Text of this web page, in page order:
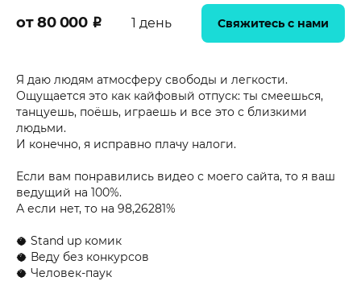
от 80 000 ₽ 1 день Свяжитесь с нами
Я даю людям атмосферу свободы и легкости.
Ощущается это как кайфовый отпуск: ты смеешься,
танцуешь, поёшь, играешь и все это с близкими
людьми.
И конечно, я исправно плачу налоги.
Если вам понравились видео с моего сайта, то я ваш
ведущий на 100%.
А если нет, то на 98,26281%
🥥 Stand up комик
🥥 Веду без конкурсов
🥥 Человек-паук